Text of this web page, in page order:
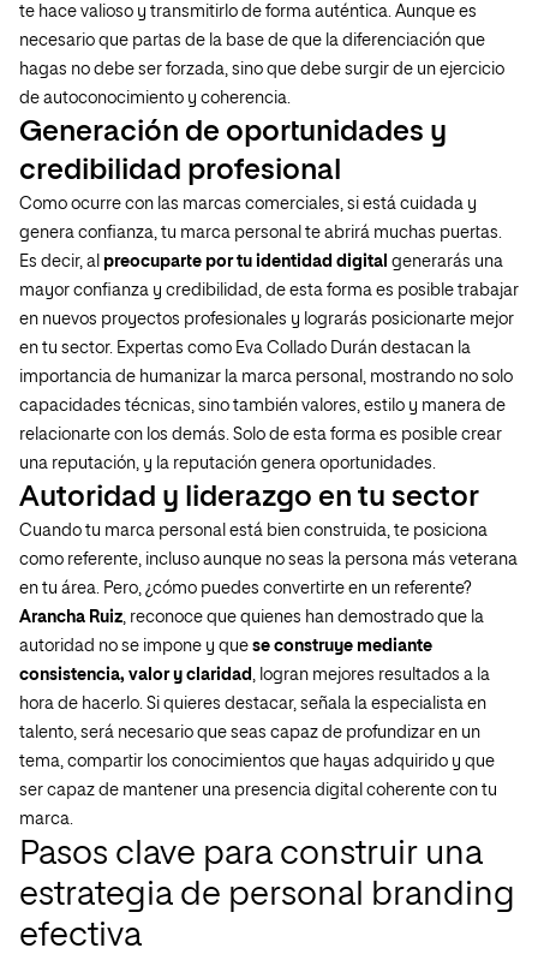
te hace valioso y transmitirlo de forma auténtica. Aunque es
necesario que partas de la base de que la diferenciación que
hagas no debe ser forzada, sino que debe surgir de un ejercicio
de autoconocimiento y coherencia.
Generación de oportunidades y
credibilidad profesional
Como ocurre con las marcas comerciales, si está cuidada y
genera confianza, tu marca personal te abrirá muchas puertas.
Es decir, al preocuparte por tu identidad digital generarás una
mayor confianza y credibilidad, de esta forma es posible trabajar
en nuevos proyectos profesionales y lograrás posicionarte mejor
en tu sector. Expertas como Eva Collado Durán destacan la
importancia de humanizar la marca personal, mostrando no solo
capacidades técnicas, sino también valores, estilo y manera de
relacionarte con los demás. Solo de esta forma es posible crear
una reputación, y la reputación genera oportunidades.
Autoridad y liderazgo en tu sector
Cuando tu marca personal está bien construida, te posiciona
como referente, incluso aunque no seas la persona más veterana
en tu área. Pero, ¿cómo puedes convertirte en un referente?
Arancha Ruiz, reconoce que quienes han demostrado que la
autoridad no se impone y que se construye mediante
consistencia, valor y claridad, logran mejores resultados a la
hora de hacerlo. Si quieres destacar, señala la especialista en
talento, será necesario que seas capaz de profundizar en un
tema, compartir los conocimientos que hayas adquirido y que
ser capaz de mantener una presencia digital coherente con tu
marca.
Pasos clave para construir una
estrategia de personal branding
efectiva